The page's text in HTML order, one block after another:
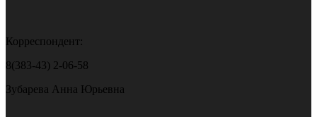
Корреспондент:
8(383-43) 2-06-58
Зубарева Анна Юрьевна